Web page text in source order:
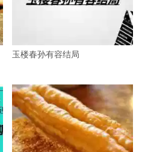
玉楼春孙有容结局